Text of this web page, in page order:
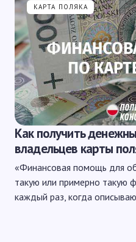
КАРТА ПОЛЯКА
Как получить
владельцев карты
«Финансовая помощь для
такую или примерно такую
каждый раз, когда